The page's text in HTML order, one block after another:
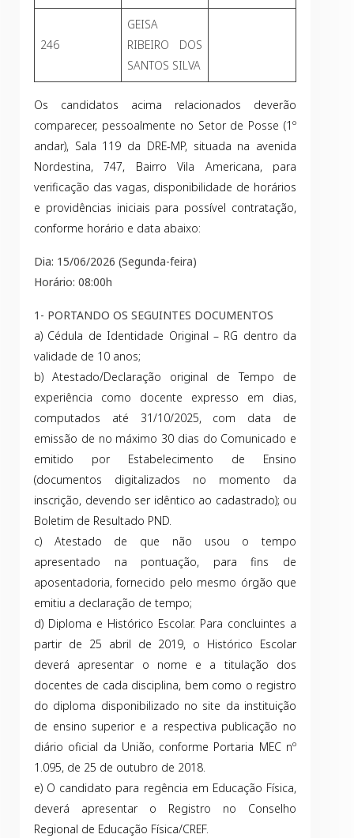
246
GEISA
RIBEIRO DOS
SANTOS SILVA
Os candidatos acima relacionados deverão
comparecer, pessoalmente no Setor de Posse (1º
andar), Sala 119 da DRE-MP, situada na avenida
Nordestina, 747, Bairro Vila Americana, para
verificação das vagas, disponibilidade de horários
e providências iniciais para possível contratação,
conforme horário e data abaixo:
Dia: 15/06/2026 (Segunda-feira)
Horário: 08:00h
1- PORTANDO OS SEGUINTES DOCUMENTOS
a) Cédula de Identidade Original – RG dentro da
validade de 10 anos;
b) Atestado/Declaração original de Tempo de
experiência como docente expresso em dias,
computados até 31/10/2025, com data de
emissão de no máximo 30 dias do Comunicado e
emitido por Estabelecimento de Ensino
(documentos digitalizados no momento da
inscrição, devendo ser idêntico ao cadastrado); ou
Boletim de Resultado PND.
c) Atestado de que não usou o tempo
apresentado na pontuação, para fins de
aposentadoria, fornecido pelo mesmo órgão que
emitiu a declaração de tempo;
d) Diploma e Histórico Escolar. Para concluintes a
partir de 25 abril de 2019, o Histórico Escolar
deverá apresentar o nome e a titulação dos
docentes de cada disciplina, bem como o registro
do diploma disponibilizado no site da instituição
de ensino superior e a respectiva publicação no
diário oficial da União, conforme Portaria MEC nº
1.095, de 25 de outubro de 2018.
e) O candidato para regência em Educação Física,
deverá apresentar o Registro no Conselho
Regional de Educação Física/CREF.